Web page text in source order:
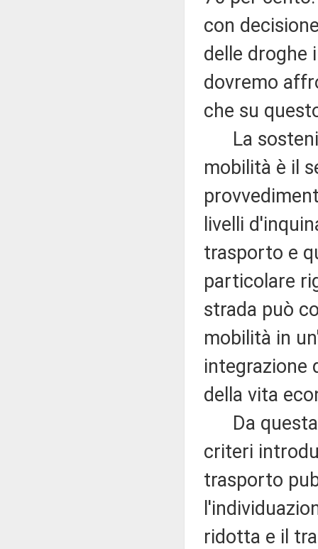
con
delle droghe
dovremo
che su
La
mobilità è il
livelli
trasporto e
particolare
strada può
mobilità in
integrazione
della vita
Da questa
criteri
trasporto
ridotta e il